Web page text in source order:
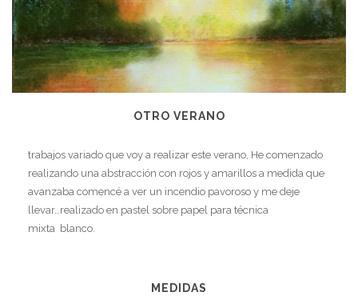
OTRO VERANO
trabajos variado que voy a realizar este verano, He comenzado
realizando una abstracción con rojos y amarillos a medida que
avanzaba comencé a ver un incendio pavoroso y me deje
llevar…realizado en pastel sobre papel para técnica
mixta blanco.
MEDIDAS